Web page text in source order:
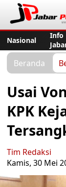
Nasional
Info
Beranda
Usai
KPK
Tim Redaksi
Kamis, 30 Mei